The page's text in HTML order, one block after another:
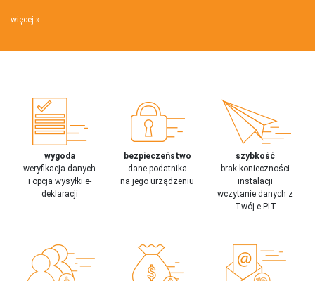
więcej
wygoda
weryfikacja danych
i opcja wysyłki e-
deklaracji
bezpieczeństwo
dane podatnika
na jego urządzeniu
szybkość
brak konieczności
instalacji
wczytanie danych z
Twój e-PIT